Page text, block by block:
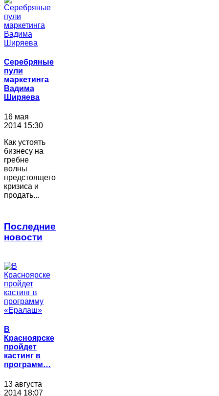
Серебряные
пули
маркетинга
Вадима
Ширяева
16 мая
2014 15:30
Как устоять
бизнесу на
гребне
волны
предстоящего
кризиса и
продать...
Последние
новости
В
Красноярске
пройдет
кастинг в
программ…
13 августа
2014 18:07